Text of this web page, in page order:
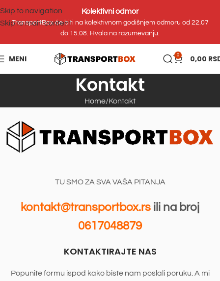
Kolektivni odmor
TransportBox će biti na kolektivnom godišnjem odmoru od 22.07
do 15.08. Hvala na razumevanju.
Skip to navigation
Skip to main content
MENI 0 0,00
Kontakt
Home Kontakt
TU SMO ZA SVA VAŠA PITANJA
kontakt@transportbox.rs ili na broj
0617048879
KONTAKTIRAJTE NAS
Popunite formu ispod kako biste nam poslali poruku. A mi